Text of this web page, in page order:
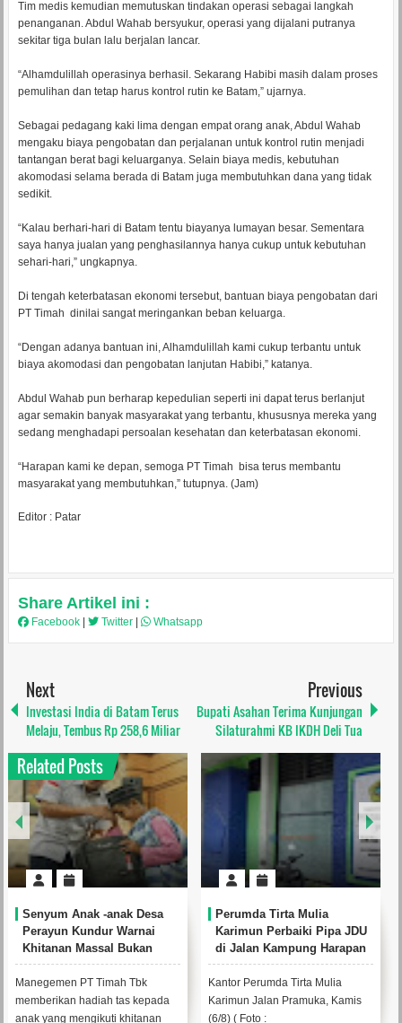
Tim medis kemudian memutuskan tindakan operasi sebagai langkah
penanganan. Abdul Wahab bersyukur, operasi yang dijalani putranya
sekitar tiga bulan lalu berjalan lancar.
“Alhamdulillah operasinya berhasil. Sekarang Habibi masih dalam proses
pemulihan dan tetap harus kontrol rutin ke Batam,” ujarnya.
Sebagai pedagang kaki lima dengan empat orang anak, Abdul Wahab
mengaku biaya pengobatan dan perjalanan untuk kontrol rutin menjadi
tantangan berat bagi keluarganya. Selain biaya medis, kebutuhan
akomodasi selama berada di Batam juga membutuhkan dana yang tidak
sedikit.
“Kalau berhari-hari di Batam tentu biayanya lumayan besar. Sementara
saya hanya jualan yang penghasilannya hanya cukup untuk kebutuhan
sehari-hari,” ungkapnya.
Di tengah keterbatasan ekonomi tersebut, bantuan biaya pengobatan dari
PT Timah dinilai sangat meringankan beban keluarga.
“Dengan adanya bantuan ini, Alhamdulillah kami cukup terbantu untuk
biaya akomodasi dan pengobatan lanjutan Habibi,” katanya.
Abdul Wahab pun berharap kepedulian seperti ini dapat terus berlanjut
agar semakin banyak masyarakat yang terbantu, khususnya mereka yang
sedang menghadapi persoalan kesehatan dan keterbatasan ekonomi.
“Harapan kami ke depan, semoga PT Timah bisa terus membantu
masyarakat yang membutuhkan,” tutupnya. (Jam)
Editor : Patar
Share Artikel ini :
Facebook Twitter Whatsapp
Next
Investasi India di Batam Terus
Melaju, Tembus Rp 258,6 Miliar
Previous
Bupati Asahan Terima Kunjungan
Silaturahmi KB IKDH Deli Tua
Related Posts
Desa
Warnai
Bukan
Tbk
tas kepada
khitanan
Perumda Tirta Mulia
Karimun Perbaiki Pipa JDU
di Jalan Kampung Harapan
Kantor Perumda Tirta Mulia
Karimun Jalan Pramuka, Kamis
(6/8) ( Foto :
Bulan Bakti HUT
Timah di Kundur
Kumpulkan 120
Darah
Kegiatan donor darah
Wisma Kundur, Desa